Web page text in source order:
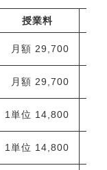
授業料
月額 29,700
月額 29,700
1単位 14,800
1単位 14,800